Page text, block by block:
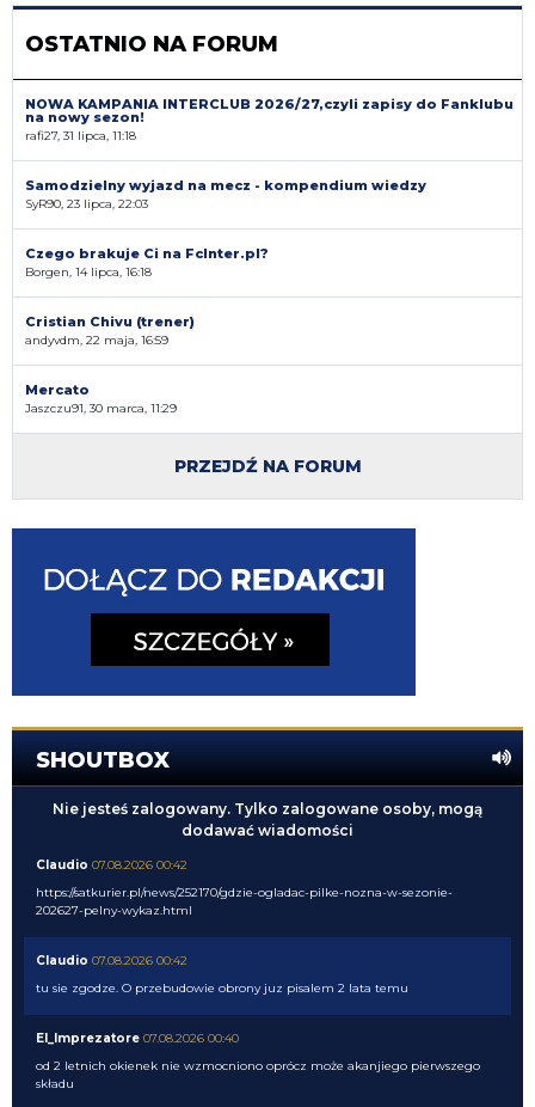
OSTATNIO NA FORUM
NOWA KAMPANIA INTERCLUB 2026/27,czyli zapisy do Fanklubu
na nowy sezon!
rafi27, 31 lipca, 11:18
Samodzielny wyjazd na mecz - kompendium wiedzy
SyR90, 23 lipca, 22:03
Czego brakuje Ci na FcInter.pl?
Borgen, 14 lipca, 16:18
Cristian Chivu (trener)
andyvdm, 22 maja, 16:59
Mercato
Jaszczu91, 30 marca, 11:29
PRZEJDŹ NA FORUM
SHOUTBOX
Nie jesteś zalogowany. Tylko zalogowane osoby, mogą
dodawać wiadomości
Claudio 07.08.2026 00:42
https://satkurier.pl/news/252170/gdzie-ogladac-pilke-nozna-w-sezonie-
202627-pelny-wykaz.html
Claudio 07.08.2026 00:42
tu sie zgodze. O przebudowie obrony juz pisalem 2 lata temu
El_Imprezatore 07.08.2026 00:40
od 2 letnich okienek nie wzmocniono oprócz może akanjiego pierwszego
składu